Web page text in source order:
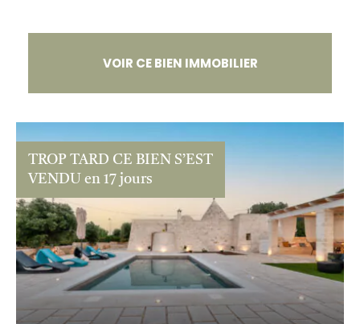
VOIR CE BIEN IMMOBILIER
TROP TARD CE BIEN S’EST
VENDU en 17 jours